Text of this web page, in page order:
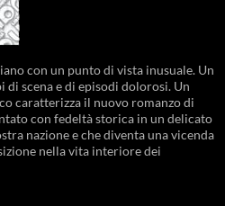
con un punto di vista inusuale. Un
scena e di episodi dolorosi. Un
caratterizza il nuovo romanzo di
con fedeltà storica in un delicato
nazione e che diventa una vicenda
nella vita interiore dei